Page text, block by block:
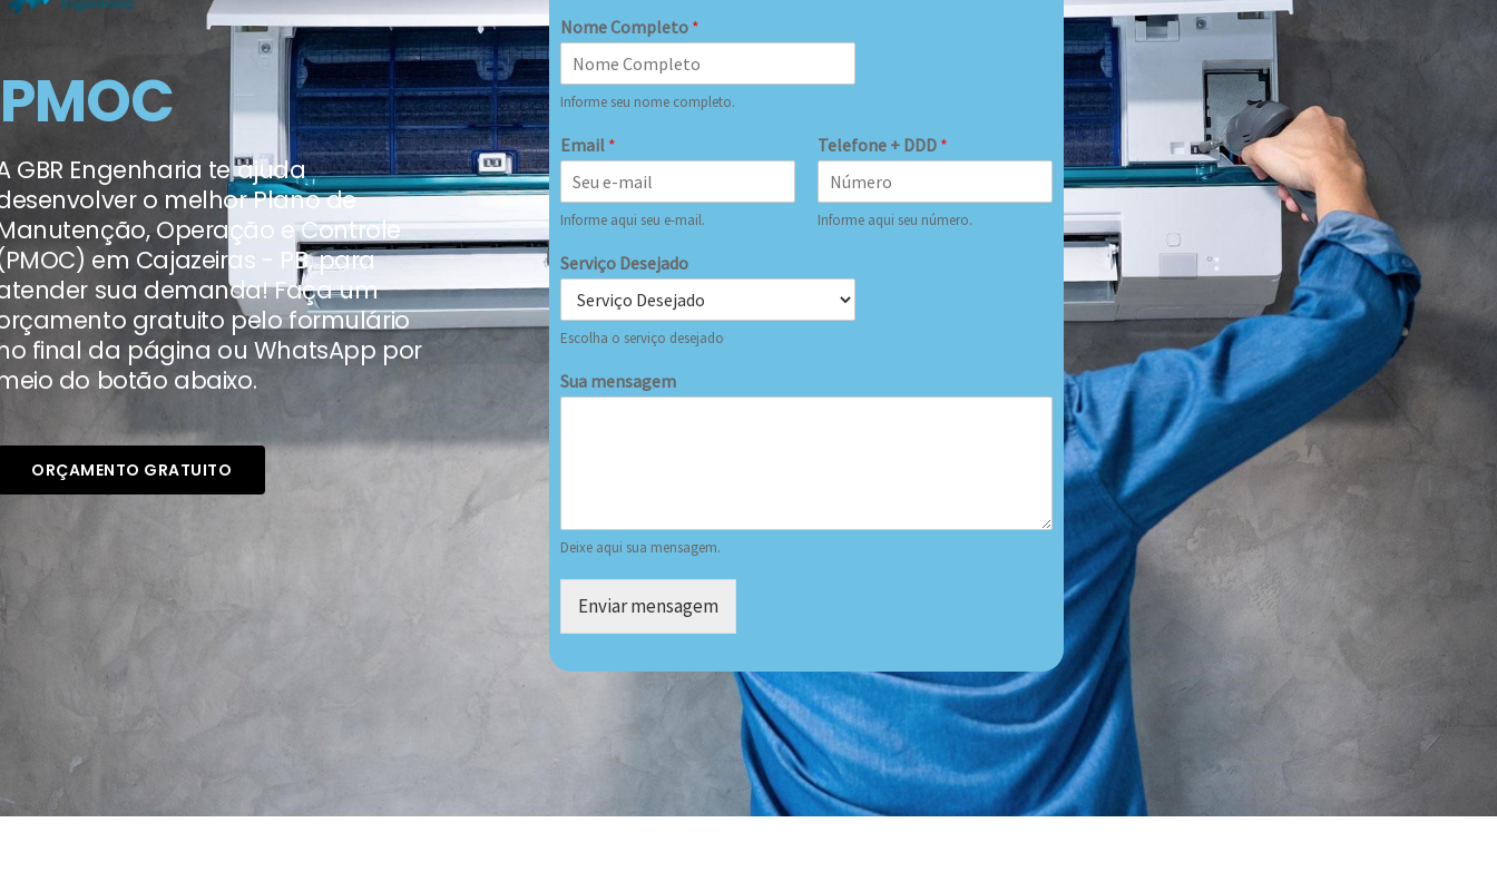
PMOC
GBR Engenharia te ajuda
o melhor Plano de
Operação e Controle
em Cajazeiras - PB, para
sua demanda! Faça um
gratuito pelo formulário
final da página ou WhatsApp por
do botão abaixo.
ORÇAMENTO GRATUITO
Nome Completo *
Informe seu nome completo.
Email *
Informe aqui seu e-mail.
Telefone + DDD *
Informe aqui seu número.
Serviço Desejado
Escolha o serviço desejado
Sua mensagem
Deixe aqui sua mensagem.
Enviar mensagem